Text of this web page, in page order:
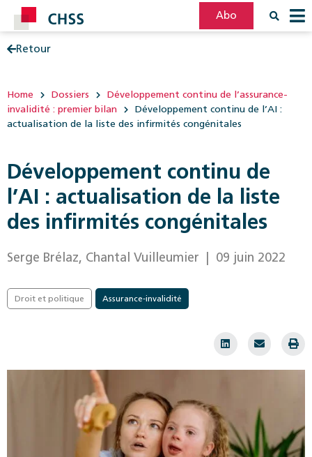
Abo
Retour
Home Dossiers
Développement continu de l’assurance-
invalidité : premier bilan
Développement continu de l’AI :
actualisation de la liste des infirmités congénitales
Développement continu de
l’AI : actualisation de la liste
des infirmités congénitales
Serge Brélaz, Chantal Vuilleumier | 09 juin 2022
Droit et politique Assurance-invalidité